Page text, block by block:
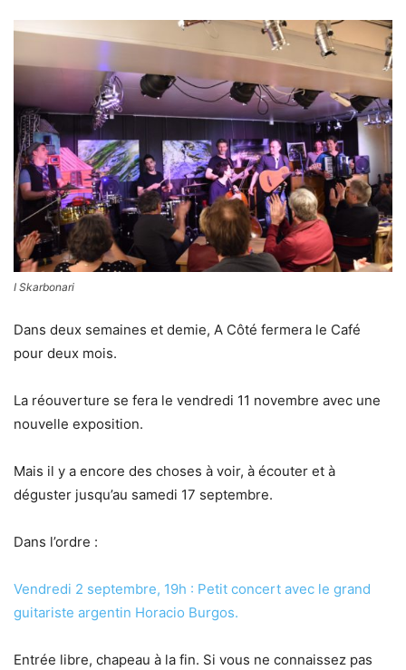
I Skarbonari
Dans deux semaines et demie, A Côté fermera le Café
pour deux mois.
La réouverture se fera le vendredi 11 novembre avec une
nouvelle exposition.
Mais il y a encore des choses à voir, à écouter et à
déguster jusqu’au samedi 17 septembre.
Dans l’ordre :
Vendredi 2 septembre, 19h : Petit concert avec le grand
guitariste argentin Horacio Burgos.
Entrée libre, chapeau à la fin. Si vous ne connaissez pas